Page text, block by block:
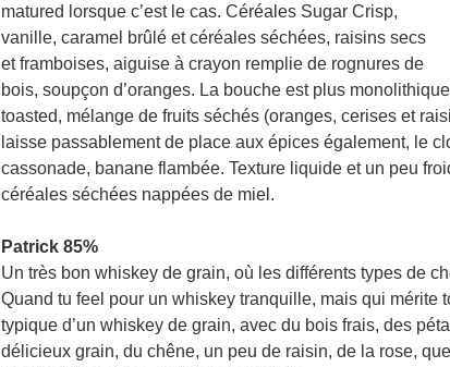
matured lorsque c’est le cas. Céréales Sugar Crisp,
vanille, caramel brûlé et céréales séchées, raisins secs
et framboises, aiguise à crayon remplie de rognures de
bois, soupçon d’oranges. La bouche est plus
toasted, mélange de fruits séchés (oranges, cerises et
laisse passablement de place aux épices également, le
cassonade, banane flambée. Texture liquide et un peu
céréales séchées nappées de miel.
Patrick 85%
Un très bon whiskey de grain, où les différents types de
Quand tu feel pour un whiskey tranquille, mais qui mérite
typique d’un whiskey de grain, avec du bois frais, des
délicieux grain, du chêne, un peu de raisin, de la rose,